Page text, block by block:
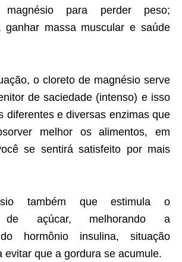
magnésio para perder peso;
ganhar massa muscular e saúde
o cloreto de magnésio serve
de saciedade (intenso) e isso
diferentes e diversas enzimas que
melhor os alimentos, em
se sentirá satisfeito por mais
também que estimula o
de açúcar, melhorando a
hormônio insulina, situação
evitar que a gordura se acumule.